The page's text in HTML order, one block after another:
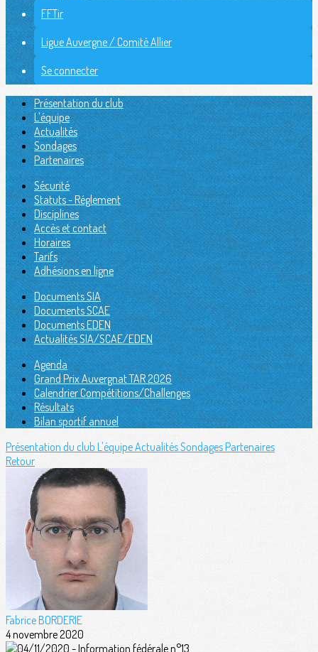
FFTir
Ligue Auvergne / Comité Allier
Se connecter
Présentation du club
L'équipe
Actualités
Sondages
Partenaires
Sécurité
Statuts - Réglement
Disciplines
Accès et contact
Horaires
Tarifs
Adhésions en ligne
Documents SIA
Documents SCAE
Documents EDEN
Actualités SIA/SCAE/EDEN
Agenda
Grand Prix Auvergnat TAR 2026
Calendrier Compétitions/Challenges
Résultats
Bilan sportif annuel
Présentation du club L'équipeActualitésSondagesPartenaires
Retour
Fabrice BORDERIE
4 novembre 2020